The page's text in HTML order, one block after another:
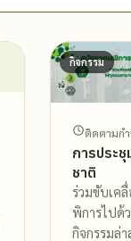
กิจกรรม
ติดตามก
การประ
ชาติ
ร่วมขับเค
พิการไปด้
กิจกรรมล่